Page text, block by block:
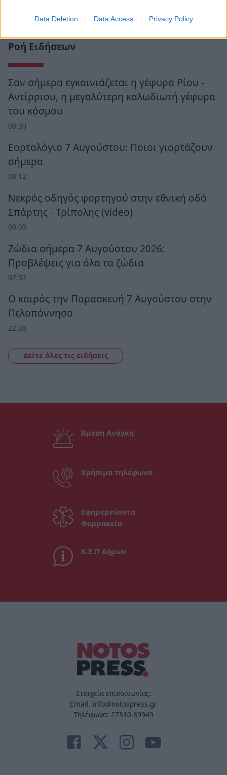
Data Deletion Data Access Privacy Policy
Ροή Ειδήσεων
Σαν σήμερα εγκαινιάζεται η γέφυρα Ρίου -
Αντίρριου, η μεγαλύτερη καλωδιωτή γέφυρα
του κόσμου
08:30
Εορτολόγιο 7 Αυγούστου: Ποιοι γιορτάζουν
σήμερα
08:12
Νεκρός οδηγός φορτηγού στην εθνική οδό
Σπάρτης - Τρίπολης (video)
08:05
Ζώδια σήμερα 7 Αυγούστου 2026:
Προβλέψεις για όλα τα ζώδια
07:57
Ο καιρός την Παρασκευή 7 Αυγούστου στην
Πελοπόννησο
22:36
Δείτε όλες τις ειδήσεις
Άμεση Ανάγκη
Χρήσιμα τηλέφωνα
Εφημερεύοντα
Φαρμακεία
Κ.Ε.Π Δήμων
Στοιχεία επικοινωνίας:
Email. info@notospress.gr
Τηλέφωνο: 27310.89949